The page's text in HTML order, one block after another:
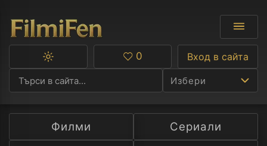
Избери
Ф
Превключване
тъмна
тема
Любими
0 Вход в сайта
Филми
Сериали